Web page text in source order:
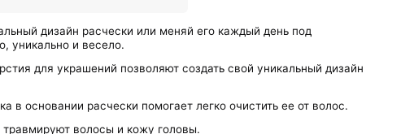
дизайн расчески или меняй его каждый день под
уникально и весело.
для украшений позволяют создать свой уникальный дизайн
в основании расчески помогает легко очистить ее от волос.
травмируют волосы и кожу головы.